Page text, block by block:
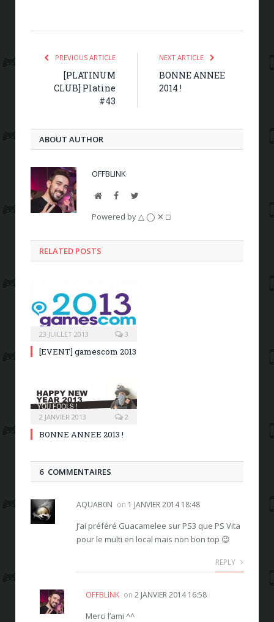
PREVIOUS ARTICLE
[PLATINUM
CLUB] Platine
#43
NEXT ARTICLE
BONNE ANNEE
2014 !
ABOUT AUTHOR
OFFBLINK
WebsiteFacebookTwitter
Powered by △ ◯ ✕ □
RELATED POSTS
23 JUILLET 2013 3
[EVENT] gamescom 2013
2 JANVIER 2013 2
BONNE ANNEE 2013 !
6 COMMENTAIRES
AQUAB0N on 1 JANVIER 2014 18:48
J’ai préféré Guacamelee sur PS3 que PS Vita
pour le multi en local mais non bon top 😉
REPLY
OFFBLINK on 2 JANVIER 2014 16:58
Merci l’ami ^^